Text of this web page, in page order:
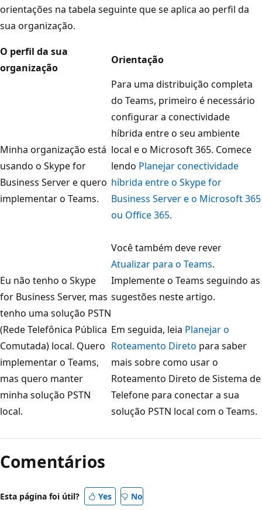
orientações na tabela seguinte que se aplica ao perfil da
sua organização.
O perfil da sua
organização
Orientação
Minha organização está
usando o Skype for
Business Server e quero
implementar o Teams.
Para uma distribuição completa
do Teams, primeiro é necessário
configurar a conectividade
híbrida entre o seu ambiente
local e o Microsoft 365. Comece
lendo Planejar conectividade
híbrida entre o Skype for
Business Server e o Microsoft 365
ou Office 365.
Você também deve rever
Atualizar para o Teams.
Eu não tenho o Skype
for Business Server, mas
tenho uma solução PSTN
(Rede Telefônica Pública
Comutada) local. Quero
implementar o Teams,
mas quero manter
minha solução PSTN
local.
Implemente o Teams seguindo as
sugestões neste artigo.
Em seguida, leia Planejar o
Roteamento Direto para saber
mais sobre como usar o
Roteamento Direto de Sistema de
Telefone para conectar a sua
solução PSTN local com o Teams.
Comentários
Esta página foi útil? Yes No